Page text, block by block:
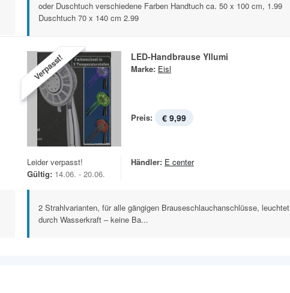
oder Duschtuch verschiedene Farben Handtuch ca. 50 x 100 cm, 1.99
Duschtuch 70 x 140 cm 2.99
Verpasst! LED-Handbrause Yllumi
Marke: Eisl
Preis: € 9,99
Leider verpasst!
Gültig: 14.06. - 20.06.
Händler: E center
2 Strahlvarianten, für alle gängigen Brauseschlauchanschlüsse, leuchtet
durch Wasserkraft – keine Ba...